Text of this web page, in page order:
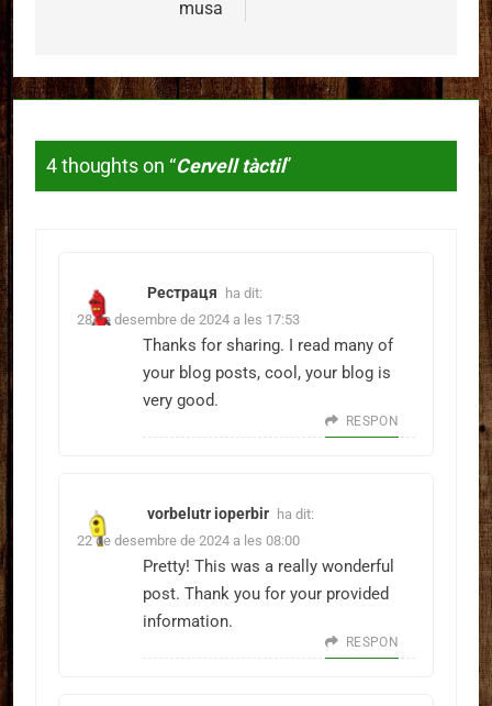
musa
4 thoughts on “Cervell tàctil”
Рестраця ha dit:
28 de desembre de 2024 a les 17:53
Thanks for sharing. I read many of
your blog posts, cool, your blog is
very good.
RESPON
vorbelutr ioperbir ha dit:
22 de desembre de 2024 a les 08:00
Pretty! This was a really wonderful
post. Thank you for your provided
information.
RESPON